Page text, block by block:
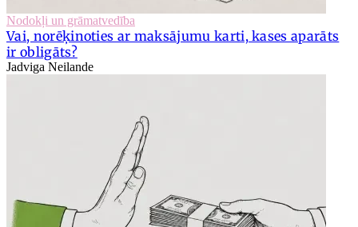
Nodokļi un grāmatvedība
Vai, norēķinoties ar maksājumu karti, kases aparāts
ir obligāts?
Jadviga Neilande